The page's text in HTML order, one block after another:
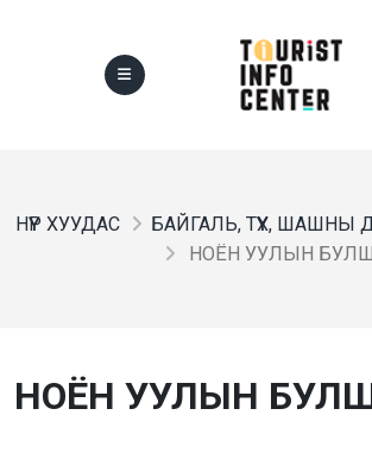
НҮҮР ХУУДАС
БАЙГАЛЬ, ТҮҮХ, ШАШНЫ
НОЁН УУЛЫН БУЛШ
НОЁН УУЛЫН